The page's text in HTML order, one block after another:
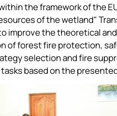
the framework of the
of the wetland"
improve the theoretical
of forest fire protection,
selection and fire
based on the